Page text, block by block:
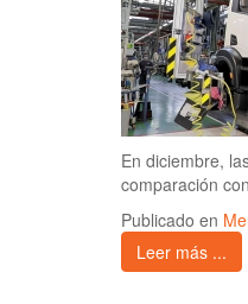
En diciembre,
comparación
Publicado en
Leer más ...